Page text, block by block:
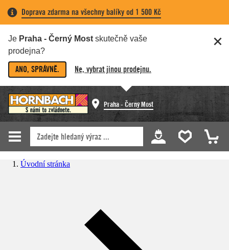
Doprava zdarma na všechny balíky od 1 500 Kč
Je Praha - Černý Most skutečně vaše
prodejna?
ANO, SPRÁVNĚ. Ne, vybrat jinou prodejnu.
Praha - Černý Most
Úvodní stránka